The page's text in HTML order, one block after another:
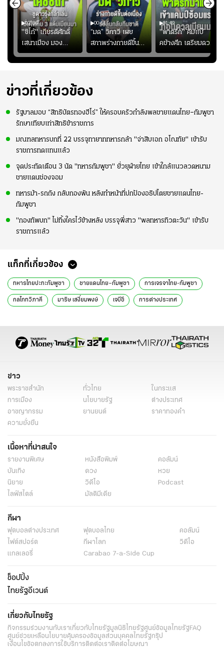
02:06
"ซิโก้" เกียรติศักดิ์
เสนาเมือง มอง
ว่าการเปิดโอกาสให้
แข้งดาวรุ่งลงสนาม
00:51
“มด” วิภาวี เผย
สภาพร่างกายดีขึ้น
อย่างต่อเนื่อง พร้อม
พยายามลงสนามให้
ความมั่นใจ
01:49
"พาตริก" คัมแบ็
คช้างศึก เตรียมดวล
เมียนมา อาเซียน คัพ
2026 #ฟุตบอล
ข่าวที่เกี่ยวข้อง
รัฐบาลมอบ “สิทธิบัตรทองฮีโร่” ให้ครอบครัวกำลังพลชายแดนไทย–กัมพูชา
รักษาเทียบเท่าสิทธิข้าราชการ
มณฑลทหารบกที่ 22 บรรจุทายาททหารกล้า "จ่าสิบเอก อโณทัย" เข้ารับ
ราชการทดแทนแล้ว
จุดประทัดเตือน 3 นัด "ทหารกัมพูชา" ยั่วยุฝ่ายไทย เข้าใกล้แนวลวดหนาม
ชายแดนช่องจอม
ทหารม้า-รถถัง กลับกองพัน หลังทำหน้าที่ปกป้องอธิปไตยชายแดนไทย-
กัมพูชา
"กองทัพบก" ไม่ทิ้งใครไว้ข้างหลัง บรรจุพี่สาว "พลทหารทิวตะวัน" เข้ารับ
ราชการแล้ว
แท็กที่เกี่ยวข้อง
ทหารไทยปะทะกัมพูชา ชายแดนไทย–กัมพูชา การเจรจาไทย-กัมพูชา
กลไกทวิภาคี มาริษ เสงี่ยมพงษ์ เจบีซี การต่างประเทศ
การแก้ไขปัญหา คณะกรรมการร่วม
ข่าว
พระราชสำนัก ทั่วไทย
ในกระแส
การเมือง
นโยบายรัฐ
ต่างประเทศ
อาชญากรรม
ยานยนต์
ราคาทองคำ
ความยั่งยืน
เนื้อหาที่น่าสนใจ
รายงานพิเศษ หนังสือพิมพ์
คอลัมน์
บันเทิง
ดวง
หวย
นิยาย
วิดีโอ
Podcast
ไลฟ์สไตล์
มัลติมีเดีย
กีฬา
ฟุตบอลต่่างประเทศ ฟุตบอลไทย
คอลัมน์
ไฟต์สปอร์ต
กีฬาโลก
วิดีโอ
แกลเลอรี่
Carabao 7-a-Side Cup
ช็อปปิ้ง
ไทยรัฐอีเวนต์
เกี่ยวกับไทยรัฐ
กิจกรรมร่วมงานกับเราเกี่ยวกับไทยรัฐมูลนิธิไทยรัฐศูนย์ข้อมูลไทยรัฐFAQ
ศูนย์ช่วยเหลือนโยบายคุ้มครองข้อมูลส่วนบุคคลไทยรัฐกรุ๊ป
เงื่อนไขข้อตกลงการใช้บริการติดต่อเราติดต่อโฆษณา